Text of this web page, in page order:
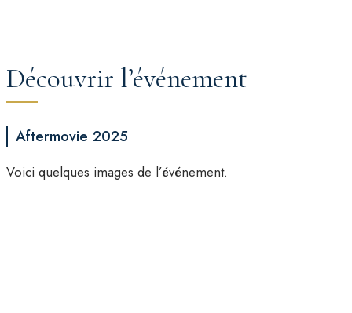
Découvrir l’événement
Aftermovie 2025
Voici quelques images de l’événement.